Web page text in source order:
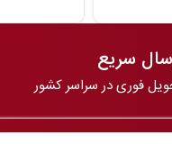
سریع
فوری در سراسر کشور